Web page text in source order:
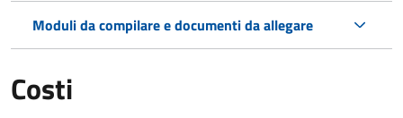
Moduli da compilare e documenti da allegare
Costi